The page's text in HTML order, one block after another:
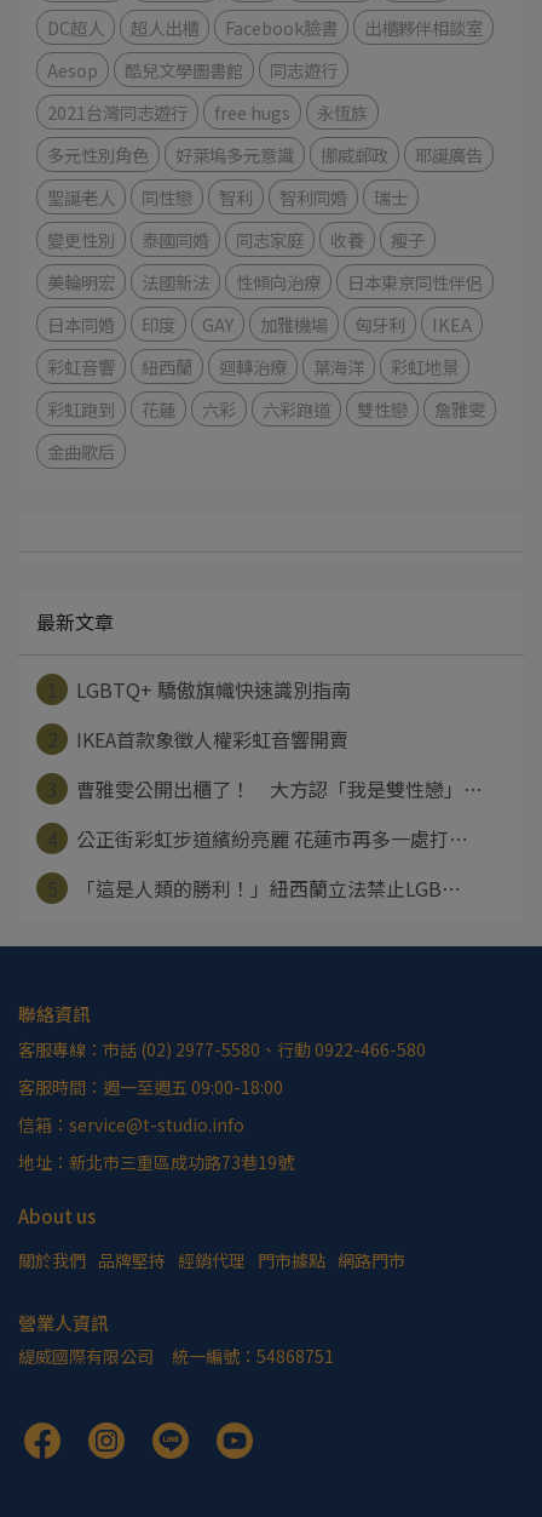
DC超人
超人出櫃 Facebook臉書
出櫃夥伴相談室
Aesop
酷兒文學圖書館
同志遊行
2021台灣同志遊行
free hugs
永恆族
多元性別角色
好萊塢多元意識 挪威郵政
耶誕廣告
聖誕老人
同性戀 智利 智利同婚
瑞士
變更性別
泰國同婚 同志家庭 收養
瘦子
美輪明宏
法國新法 性傾向治療
日本東京同性伴侶
日本同婚
印度 GAY 加雅機場 匈牙利
IKEA
彩虹音響
紐西蘭 迴轉治療 葉海洋
彩虹地景
彩虹跑到
花蓮 六彩 六彩跑道 雙性戀
詹雅雯
金曲歌后
最新文章
LGBTQ+ 驕傲旗幟快速識別指南
IKEA首款象徵人權彩虹音響開賣
曹雅雯公開出櫃了！ 大方認「我是雙性戀」⋯
公正街彩虹步道繽紛亮麗 花蓮市再多一處打⋯
「這是人類的勝利！」紐西蘭立法禁止LGB⋯
聯絡資訊
客服專線：市話 (02) 2977-5580、行動 0922-466-580
客服時間：週一至週五 09:00-18:00
信箱：service@t-studio.info
地址：新北市三重區成功路73巷19號
About us
關於我們 品牌堅持 經銷代理 門市據點 網路門市
營業人資訊
緹威國際有限公司     統一編號：54868751